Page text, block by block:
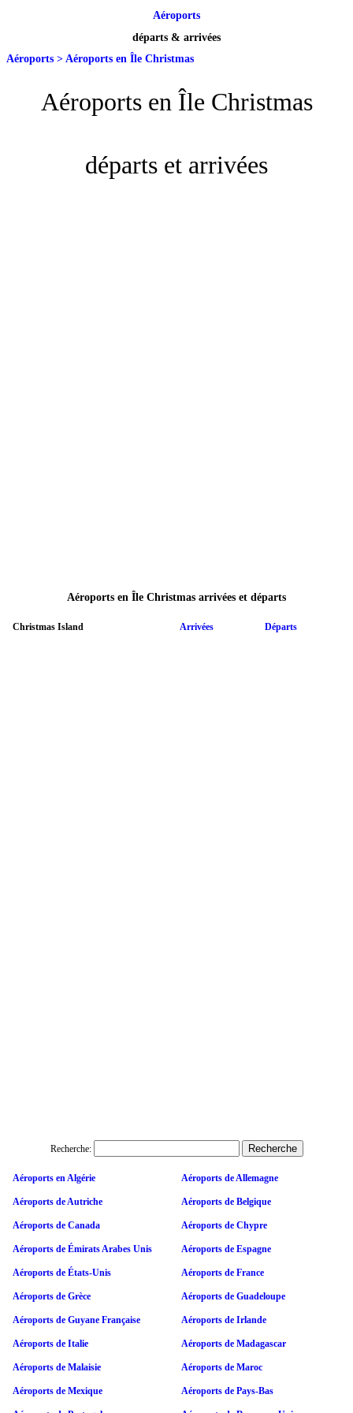
Aéroports
départs & arrivées
Aéroports > Aéroports en Île Christmas
Aéroports en Île Christmas
départs et arrivées
Aéroports en Île Christmas arrivées et départs
Christmas Island Arrivées Départs
Recherche:
Aéroports en Algérie Aéroports de Allemagne
Aéroports de Autriche Aéroports de Belgique
Aéroports de Canada Aéroports de Chypre
Aéroports de Émirats Arabes Unis Aéroports de Espagne
Aéroports de États-Unis Aéroports de France
Aéroports de Grèce Aéroports de Guadeloupe
Aéroports de Guyane Française Aéroports de Irlande
Aéroports de Italie Aéroports de Madagascar
Aéroports de Malaisie Aéroports de Maroc
Aéroports de Mexique Aéroports de Pays-Bas